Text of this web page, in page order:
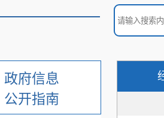
政府信息
公开指南
口
口